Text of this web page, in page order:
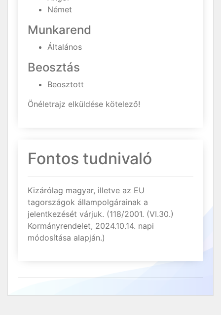
Német
Munkarend
Általános
Beosztás
Beosztott
Önéletrajz elküldése kötelező!
Fontos tudnivaló
Kizárólag magyar, illetve az EU
tagországok állampolgárainak a
jelentkezését várjuk. (118/2001. (VI.30.)
Kormányrendelet, 2024.10.14. napi
módosítása alapján.)